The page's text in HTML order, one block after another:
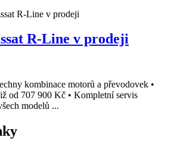
R-Line v prodeji
kombinace motorů a převodovek •
od 707 900 Kč • Kompletní servis
modelů ...